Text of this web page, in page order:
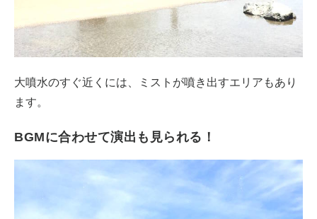
大噴水のすぐ近くには、ミストが噴き出すエリアもあり
ます。
BGMに合わせて演出も見られる！